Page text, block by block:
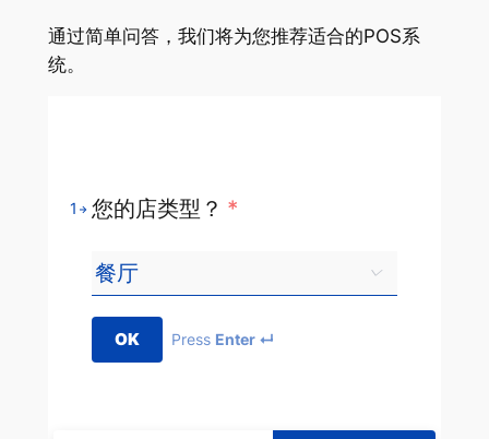
通过简单问答，我们将为您推荐适合的POS系
统。
1 您的店类型？ *
OK Press Enter ↵